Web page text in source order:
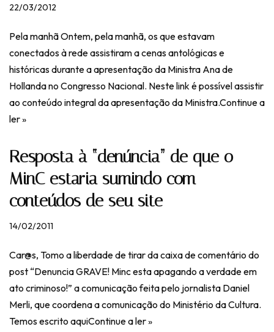
22/03/2012
Pela manhã Ontem, pela manhã, os que estavam
conectados à rede assistiram a cenas antológicas e
históricas durante a apresentação da Ministra Ana de
Hollanda no Congresso Nacional. Neste link é possível assistir
ao conteúdo integral da apresentação da Ministra.Continue a
ler »
Resposta à “denúncia” de que o
MinC estaria sumindo com
conteúdos de seu site
14/02/2011
Car@s, Tomo a liberdade de tirar da caixa de comentário do
post “Denuncia GRAVE! Minc esta apagando a verdade em
ato criminoso!” a comunicação feita pelo jornalista Daniel
Merli, que coordena a comunicação do Ministério da Cultura.
Temos escrito aquiContinue a ler »